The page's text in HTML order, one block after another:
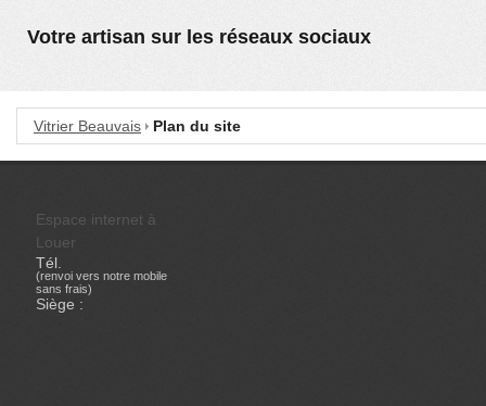
Votre artisan sur les réseaux sociaux
Vitrier Beauvais Plan du site
Espace internet à
Louer
Tél.
(renvoi vers notre mobile
sans frais)
Siège :